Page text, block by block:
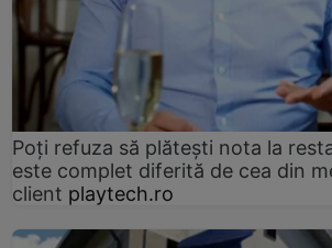
Poți refuza să plătești nota la
este complet diferită de cea din
client playtech.ro